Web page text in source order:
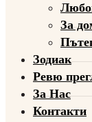
За
Зодиак
Ревю
За Нас
Контакти